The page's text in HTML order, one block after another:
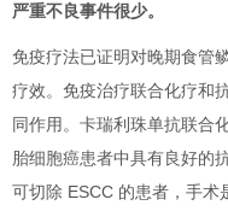
严重不良事件很少。
免疫疗法已证明对晚期食管
疗效。免疫治疗联合化疗和
同作用。卡瑞利珠单抗联合
胎细胞癌患者中具有良好的
可切除 ESCC 的患者，手术